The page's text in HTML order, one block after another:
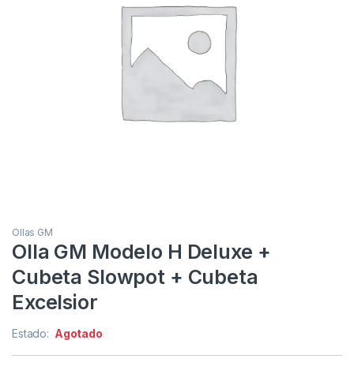
Ollas GM
Olla GM Modelo H Deluxe +
Cubeta Slowpot + Cubeta
Excelsior
Estado: Agotado